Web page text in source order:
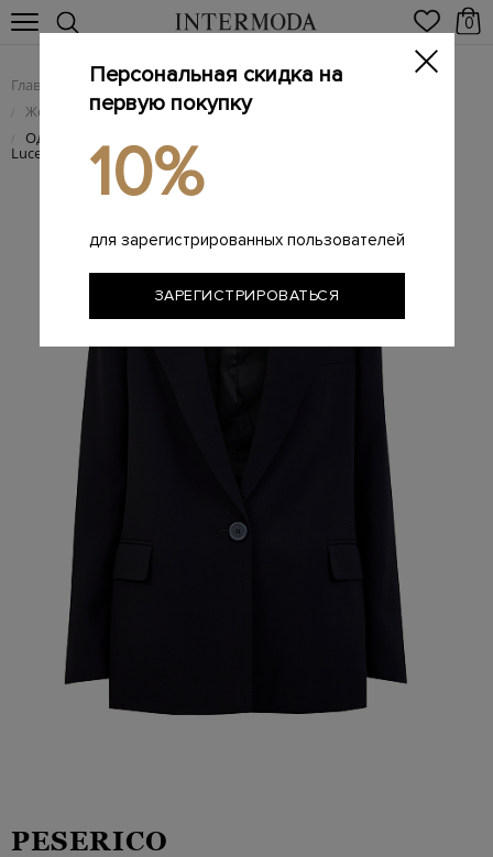
0
Главная Женщинам / Женская одежда
/ Женские жакеты и пиджаки
/ Однобортный жакет с изящной деталью из цепочек Punto
Luce
PESERICO
Персональная скидка на
первую покупку
10%
для зарегистрированных пользователей
ЗАРЕГИСТРИРОВАТЬСЯ